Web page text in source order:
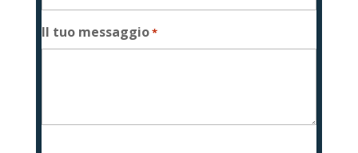
Il tuo messaggio*